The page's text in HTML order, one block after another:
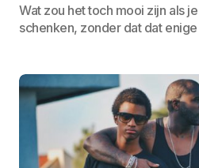
Wat zou het toch mooi zijn als
schenken, zonder dat dat